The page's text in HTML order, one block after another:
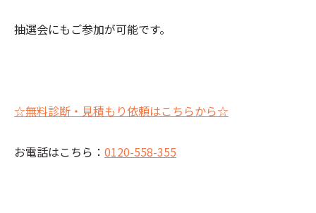
抽選会にもご参加が可能です。
☆無料診断・見積もり依頼はこちらから☆
お電話はこちら： 0120-558-355